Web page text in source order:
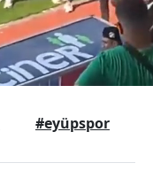
#eyüpspor